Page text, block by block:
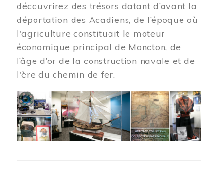
découvrirez des trésors datant d’avant la
déportation des Acadiens, de l’époque où
l'agriculture constituait le moteur
économique principal de Moncton, de
l’âge d’or de la construction navale et de
l'ère du chemin de fer.